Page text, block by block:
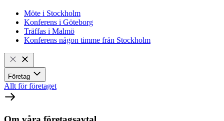
Möte i Stockholm
Konferens i Göteborg
Träffas i Malmö
Konferens någon timme från Stockholm
Företag
Allt för företaget